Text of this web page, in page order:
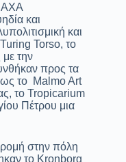
ΑΧΑ
και
και
Torso, το
την
προς τα
το Malmo Art
το Tropicarium
Πέτρου μια
στην πόλη
το Kronborg